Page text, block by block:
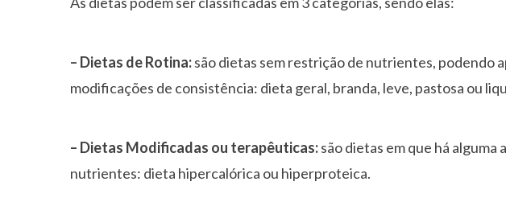
– Dietas de Rotina:são dietas sem restrição de nutrientes, podendo
modificações de consistência: dieta geral, branda, leve, pastosa ou
– Dietas Modificadas ou terapêuticas:são dietas em que há
nutrientes: dieta hipercalórica ou hiperproteica.